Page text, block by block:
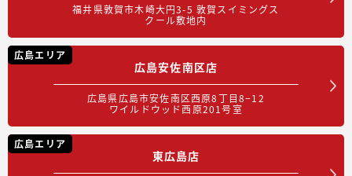
福井県敦賀市木崎大円3-5 敦賀スイミングス
クール敷地内
広島エリア
広島安佐南区店
広島県広島市安佐南区西原8丁目8−12
ワイルドウッド西原201号室
広島エリア
東広島店